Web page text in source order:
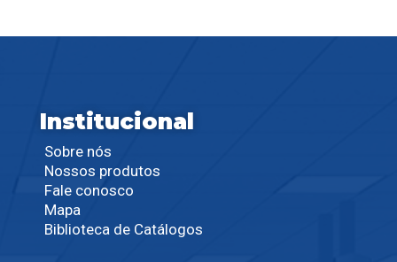
Institucional
Sobre nós
Nossos produtos
Fale conosco
Mapa
Biblioteca de Catálogos